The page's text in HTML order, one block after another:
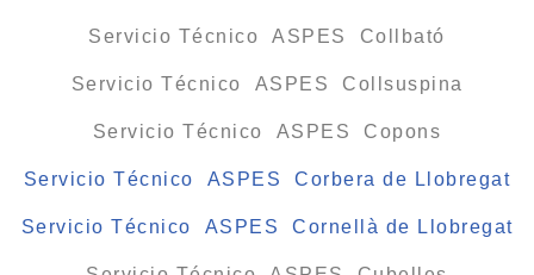
Servicio Técnico ASPES Collbató
Servicio Técnico ASPES Collsuspina
Servicio Técnico ASPES Copons
Servicio Técnico ASPES Corbera de Llobregat
Servicio Técnico ASPES Cornellà de Llobregat